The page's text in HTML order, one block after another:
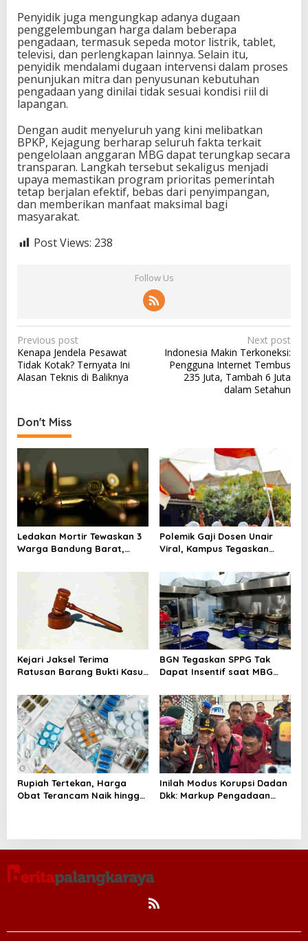
Penyidik juga mengungkap adanya dugaan
penggelembungan harga dalam beberapa
pengadaan, termasuk sepeda motor listrik, tablet,
televisi, dan perlengkapan lainnya. Selain itu,
penyidik mendalami dugaan intervensi dalam proses
penunjukan mitra dan penyusunan kebutuhan
pengadaan yang dinilai tidak sesuai kondisi riil di
lapangan.
Dengan audit menyeluruh yang kini melibatkan
BPKP, Kejagung berharap seluruh fakta terkait
pengelolaan anggaran MBG dapat terungkap secara
transparan. Langkah tersebut sekaligus menjadi
upaya memastikan program prioritas pemerintah
tetap berjalan efektif, bebas dari penyimpangan,
dan memberikan manfaat maksimal bagi
masyarakat.
Post Views: 238
Follow Us
P
o
s
n
a
v
i
g
a
t
i
o
Previous post
Kenapa Jendela Pesawat
Tidak Kotak? Ternyata Ini
Alasan Teknis di Baliknya
Next post
Indonesia Makin Terkoneksi:
Pengguna Internet Tembus
235 Juta, Tambah 6 Juta
dalam Setahun
Don't Miss
Ledakan Mortir Tewaskan 3
Warga Bandung Barat,
Amunisi Bekas
Polemik Gaji Dosen Unair
Viral, Kampus Tegaskan
Pokok
Kejari Jaksel Terima
Ratusan Barang Bukti Kasus
Jokowi
BGN Tegaskan SPPG Tak
Dapat Insentif saat MBG
Rupiah Tertekan, Harga
Obat Terancam Naik hingga
Inilah Modus Korupsi Dadan
Dkk: Markup Pengadaan